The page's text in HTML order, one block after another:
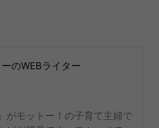
のWEBライター
がモットー！の子育て主婦で